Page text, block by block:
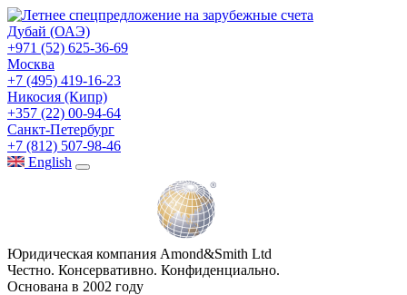
Дубай (ОАЭ)
+971 (52) 625-36-69
Москва
+7 (495) 419-16-23
Никосия (Кипр)
+357 (22) 00-94-64
Санкт-Петербург
+7 (812) 507-98-46
English
Юридическая компания Amond&Smith Ltd
Честно. Консервативно. Конфиденциально.
Основана в 2002 году